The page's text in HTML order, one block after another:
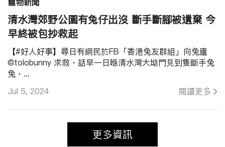
寵物新聞
清水灣郊野公園有兔仔出沒 斷手斷腳被遺棄 今
早終被包抄救起
Jul 5, 2024 閱讀更多
【#好人好事】尋日有網民於FB「香港兔友群組」向兔廬
@tolobunny 求救，話早一日喺清水灣大坳門見到隻斷手兔
兔，...
更多資訊